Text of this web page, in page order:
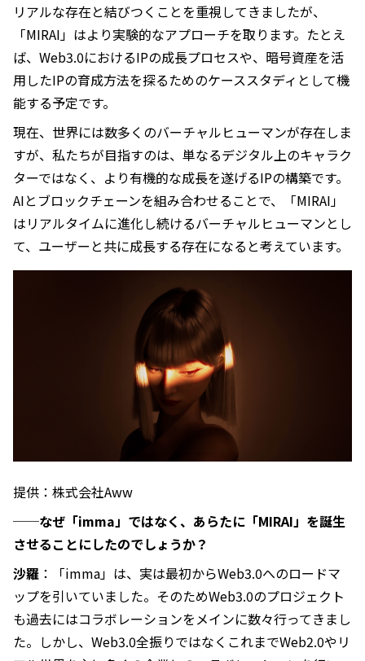
リアルな存在と結びつくことを重視してきましたが、
「MIRAI」はより実験的なアプローチを取ります。たとえ
ば、Web3.0におけるIPの成長プロセスや、暗号資産を活
用したIPの育成方法を探るためのケーススタディとして機
能する予定です。
現在、世界には数多くのバーチャルヒューマンが存在しま
すが、私たちが目指すのは、単なるデジタル上のキャラク
ターではなく、より有機的な成長を遂げるIPの構築です。
AIとブロックチェーンを組み合わせることで、「MIRAI」
はリアルタイムに進化し続けるバーチャルヒューマンとし
て、ユーザーと共に成長する存在になると考えています。
提供：株式会社Aww
──なぜ「imma」ではなく、あらたに「MIRAI」を誕生
させることにしたのでしょうか？
沙羅 ：「imma」は、実は最初からWeb3.0へのロードマ
ップを引いていました。そのためWeb3.0のプロジェクト
も過去にはコラボレーションをメインに数々行ってきまし
た。しかし、Web3.0全振りではなくこれまでWeb2.0やリ